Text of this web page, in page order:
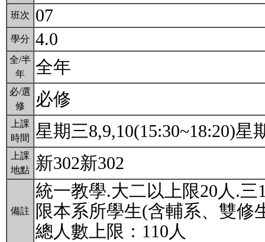
班次 07
學分 4.0
全/半
年
全年
必/選
修
必修
上課
時間
星期三8,9,10(15:30~18:20)星
上課
地點
新302新302
備註
統一教學.大二以上限20人.三
限本系所學生(含輔系、雙修
總人數上限：110人